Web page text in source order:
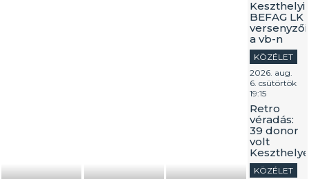
Keszthelyi
BEFAG LK
versenyzői
a vb-n
KÖZÉLET
2026. aug.
6. csütörtök
19:15
Retro
véradás:
39 donor
volt
KÖZÉLET